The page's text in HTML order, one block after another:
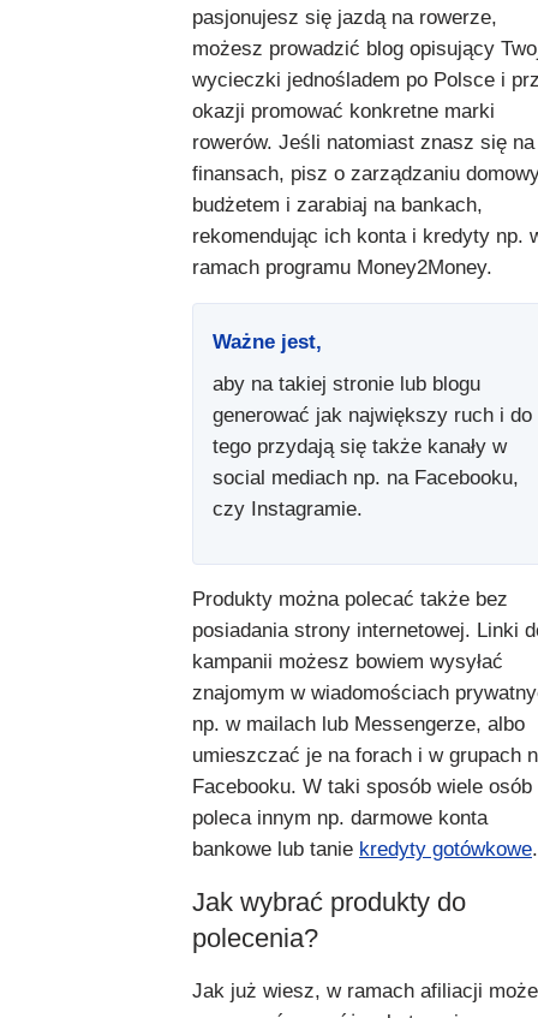
pasjonujesz się jazdą na rowerze,
możesz prowadzić blog opisujący
wycieczki jednośladem po Polsce i
okazji promować konkretne marki
rowerów. Jeśli natomiast znasz się na
finansach, pisz o zarządzaniu
budżetem i zarabiaj na bankach,
rekomendując ich konta i kredyty np.
ramach programu Money2Money.
Ważne jest,
aby na takiej stronie lub blogu
generować jak największy ruch i do
tego przydają się także kanały w
social mediach np. na Facebooku,
czy Instagramie.
Produkty można polecać także bez
posiadania strony internetowej. Linki
kampanii możesz bowiem wysyłać
znajomym w wiadomościach
np. w mailach lub Messengerze, albo
umieszczać je na forach i w grupach
Facebooku. W taki sposób wiele osób
poleca innym np. darmowe konta
bankowe lub tanie kredyty gotówkowe.
Jak wybrać produkty do
polecenia?
Jak już wiesz, w ramach afiliacji